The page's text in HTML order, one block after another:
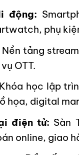
động:
phụ
Nền tảng
OTT.
Khóa học lập
họa, digital
điện tử: Sàn
online, giao